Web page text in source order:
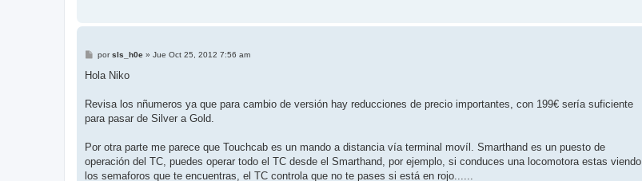
M
n
j
porsls_h0e» Jue Oct 25, 2012 7:56 am
Hola Niko
Revisa los nñumeros ya que para cambio de versión hay reducciones de precio importantes, con 199€ sería suficiente
para pasar de Silver a Gold.
Por otra parte me parece que Touchcab es un mando a distancia vía terminal movíl. Smarthand es un puesto de
operación del TC, puedes operar todo el TC desde el Smarthand, por ejemplo, si conduces una locomotora estas viendo
los semaforos que te encuentras, el TC controla que no te pases si está en rojo......